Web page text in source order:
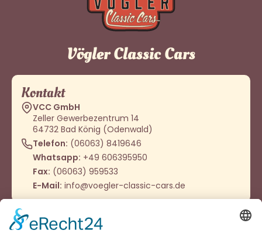
Vögler Classic Cars
Kontakt
VCC GmbH
Zeller Gewerbezentrum 14
64732 Bad König (Odenwald)
Telefon: (06063) 8419646
Whatsapp: +49 606395950
Fax: (06063) 959533
E-Mail: info@voegler-classic-cars.de